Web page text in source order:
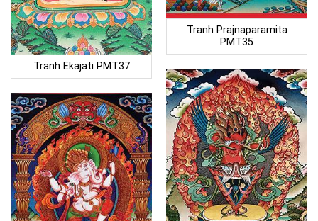
Tranh Prajnaparamita
PMT35
Tranh Ekajati PMT37